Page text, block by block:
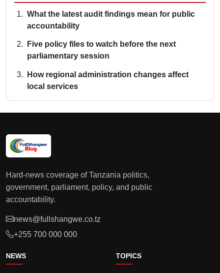
What the latest audit findings mean for public
accountability
Five policy files to watch before the next
parliamentary session
How regional administration changes affect
local services
Hard-news coverage of Tanzania politics,
government, parliament, policy, and public
accountability.
news@fullshangwe.co.tz
+255 700 000 000
NEWS TOPICS